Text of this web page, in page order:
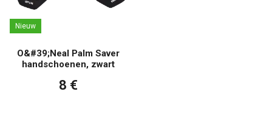
Nieuw
O&#39;Neal Palm Saver
handschoenen, zwart
8 €